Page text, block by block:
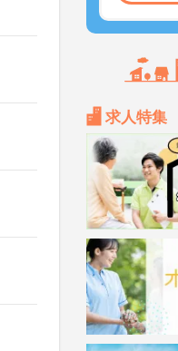
求人特集